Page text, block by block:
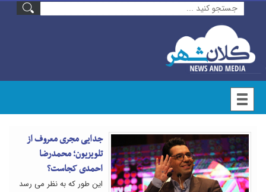
جدایی مجری معروف از
تلویزیون؛ محمدرضا
احمدی کجاست؟
این طور که به نظر می رسد